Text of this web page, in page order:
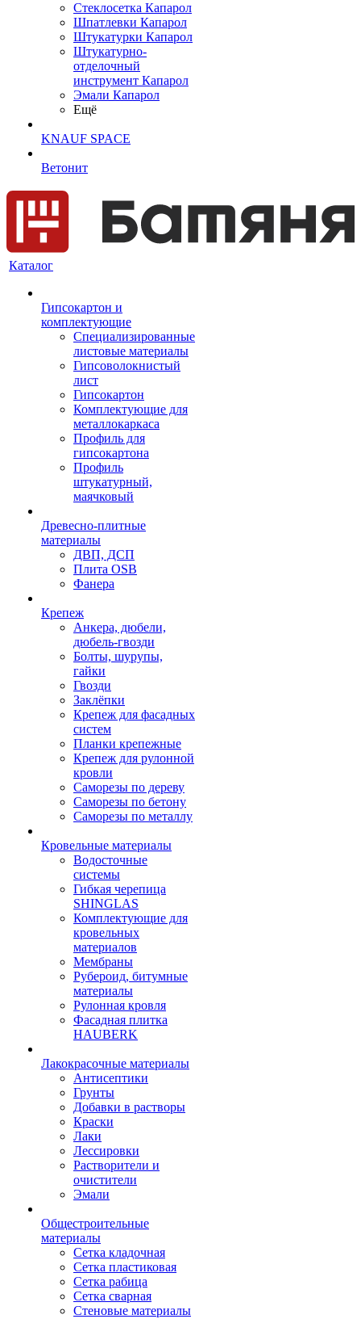
Cтеклосетка Капарол
Шпатлевки Капарол
Штукатурки Капарол
Штукатурно-
отделочный
инструмент Капарол
Эмали Капарол
Ещё
KNAUF SPACE
Ветонит
Каталог
Гипсокартон и
комплектующие
Специализированные
листовые материалы
Гипсоволокнистый
лист
Гипсокартон
Комплектующие для
металлокаркаса
Профиль для
гипсокартона
Профиль
штукатурный,
маячковый
Древесно-плитные
материалы
ДВП, ДСП
Плита OSB
Фанера
Крепеж
Анкера, дюбели,
дюбель-гвозди
Болты, шурупы,
гайки
Гвозди
Заклёпки
Крепеж для фасадных
систем
Планки крепежные
Крепеж для рулонной
кровли
Саморезы по дереву
Саморезы по бетону
Саморезы по металлу
Кровельные материалы
Водосточные
системы
Гибкая черепица
SHINGLAS
Комплектующие для
кровельных
материалов
Мембраны
Рубероид, битумные
материалы
Рулонная кровля
Фасадная плитка
HAUBERK
Лакокрасочные материалы
Антисептики
Грунты
Добавки в растворы
Краски
Лаки
Лессировки
Растворители и
очистители
Эмали
Общестроительные
материалы
Сетка кладочная
Сетка пластиковая
Сетка рабица
Сетка сварная
Стеновые материалы